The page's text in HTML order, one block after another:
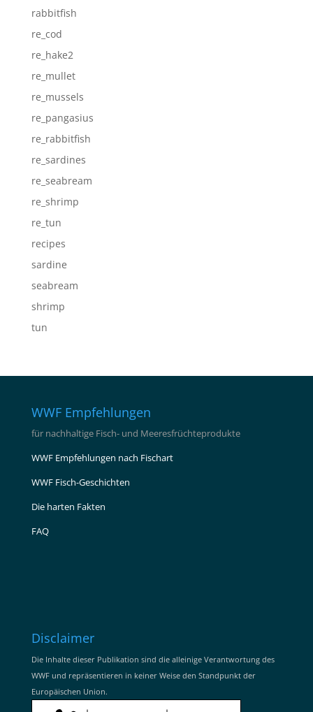
rabbitfish
re_cod
re_hake2
re_mullet
re_mussels
re_pangasius
re_rabbitfish
re_sardines
re_seabream
re_shrimp
re_tun
recipes
sardine
seabream
shrimp
tun
WWF Empfehlungen
für nachhaltige Fisch- und Meeresfrüchteprodukte
WWF Empfehlungen nach Fischart
WWF Fisch-Geschichten
Die harten Fakten
FAQ
Disclaimer
Die Inhalte dieser Publikation sind die alleinige Verantwortung des
WWF und repräsentieren in keiner Weise den Standpunkt der
Europäischen Union.